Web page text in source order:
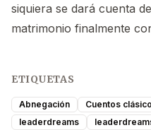
siquiera se dará cuenta
matrimonio finalmente
ETIQUETAS
Abnegación Cuentos
leaderdreams